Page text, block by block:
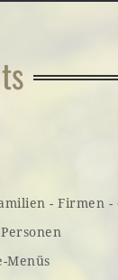
- Firmen -
Menüs